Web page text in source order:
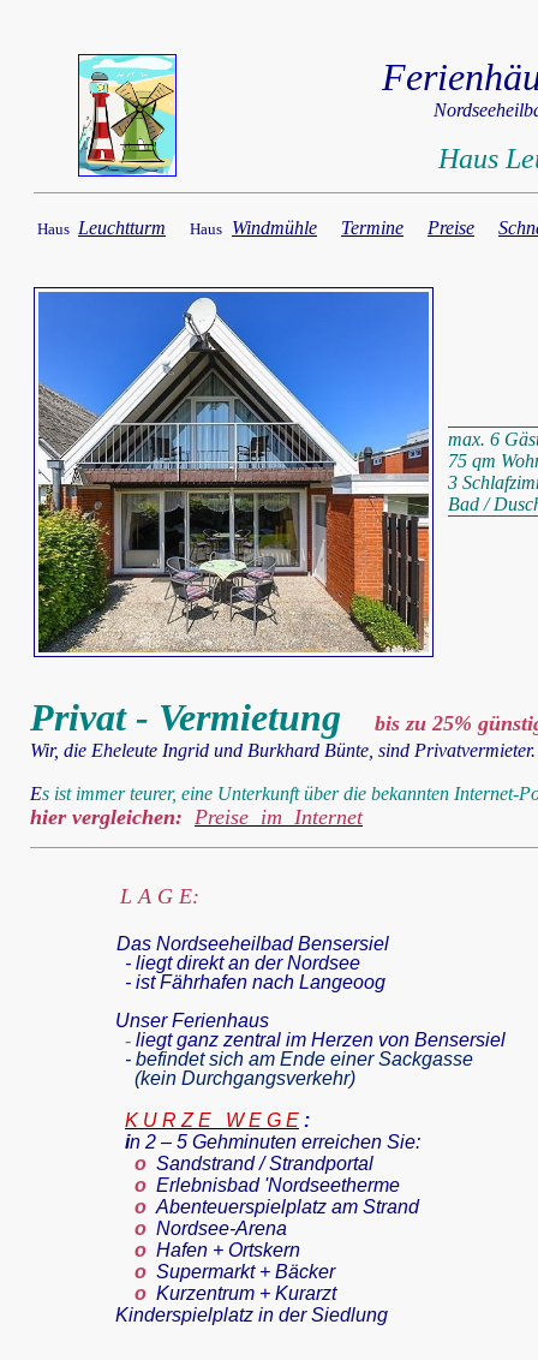
Haus
Haus Leuchtturm Haus Windmühle Termine Preise
max. 6
75 qm
3
Bad /
Privat - Vermietung bis zu 25%
Wir, die Eheleute Ingrid und Burkhard Bünte, sind
Es ist immer teurer, eine Unterkunft über die bekannten Internet-
hier vergleichen: Preise im Internet
L A G E:
Das Nordseeheilbad Bensersiel
- liegt direkt an der Nordsee
- ist Fährhafen nach Langeoog
Unser Ferienhaus
- liegt ganz zentral im Herzen von Bensersiel
- befindet sich am Ende einer Sackgasse
(kein Durchgangsverkehr)
K U R Z E W E G E :
in 2 – 5 Gehminuten erreichen Sie:
o Sandstrand / Strandportal
o Erlebnisbad 'Nordseetherme
o Abenteuerspielplatz am Strand
o Nordsee-Arena
o Hafen + Ortskern
o Supermarkt + Bäcker
o Kurzentrum + Kurarzt
Kinderspielplatz in der Siedlung